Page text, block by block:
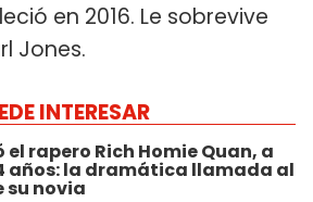
en 2016. Le sobrevive
Jones.
INTERESAR
el rapero Rich Homie Quan, a
años: la dramática llamada al
su novia